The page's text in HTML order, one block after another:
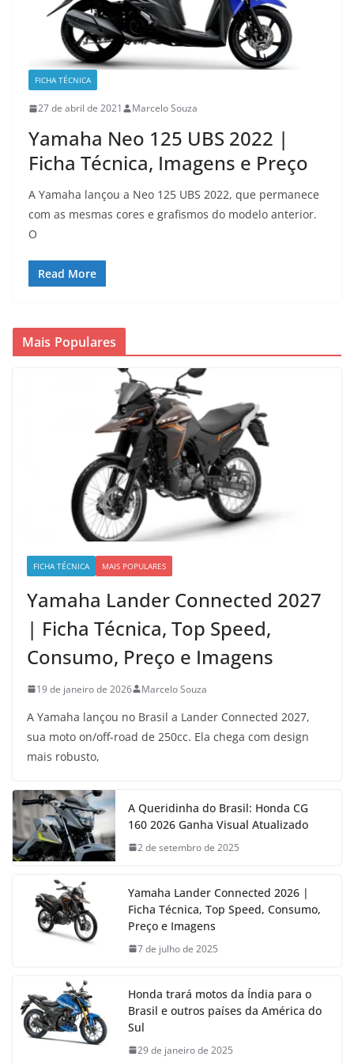
FICHA TÉCNICA
27 de abril de 2021 Marcelo Souza
Yamaha Neo 125 UBS 2022 |
Ficha Técnica, Imagens e Preço
A Yamaha lançou a Neo 125 UBS 2022, que permanece
com as mesmas cores e grafismos do modelo anterior.
O
Read More
Mais Populares
FICHA TÉCNICA MAIS POPULARES
Yamaha Lander Connected 2027
| Ficha Técnica, Top Speed,
Consumo, Preço e Imagens
19 de janeiro de 2026 Marcelo Souza
A Yamaha lançou no Brasil a Lander Connected 2027,
sua moto on/off-road de 250cc. Ela chega com design
mais robusto,
A Queridinha do Brasil: Honda CG
160 2026 Ganha Visual Atualizado
2 de setembro de 2025
Yamaha Lander Connected 2026 |
Ficha Técnica, Top Speed, Consumo,
Preço e Imagens
7 de julho de 2025
Honda trará motos da Índia para o
Brasil e outros países da América do
Sul
29 de janeiro de 2025